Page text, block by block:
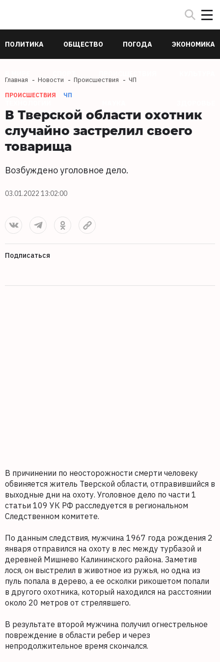
ПОЛИТИКА ОБЩЕСТВО ПОГОДА ЭКОНОМИКА
Главная Новости Происшествия ЧП
ПРОИСШЕСТВИЯ ЧП
В Тверской области охотник
случайно застрелил своего
товарища
Возбуждено уголовное дело.
03.01.2022 13:02:00
Подписаться
В причинении по неосторожности смерти человеку
обвиняется житель Тверской области, отправившийся в
выходные дни на охоту. Уголовное дело по части 1
статьи 109 УК РФ расследуется в региональном
Следственном комитете.
По данным следствия, мужчина 1967 года рождения 2
января отправился на охоту в лес между турбазой и
деревней Мишнево Калининского района. Заметив
лося, он выстрелил в животное из ружья, но одна из
пуль попала в дерево, а ее осколки рикошетом попали
в другого охотника, который находился на расстоянии
около 20 метров от стрелявшего.
В результате второй мужчина получил огнестрельное
повреждение в области ребер и через
непродолжительное время скончался.